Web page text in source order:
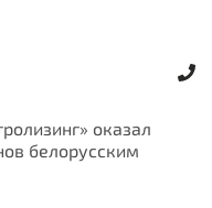
оказал
белорусским